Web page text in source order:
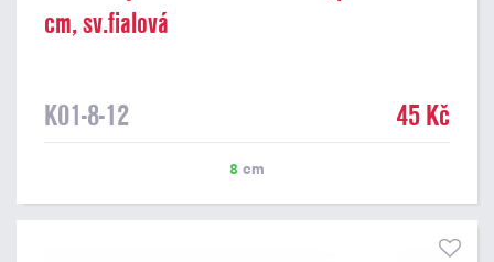
cm, sv.fialová
K01-8-12 45 Kč
8 cm